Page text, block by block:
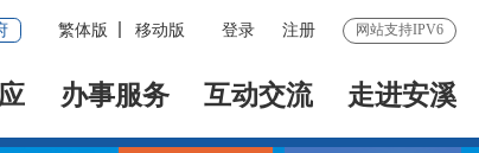
繁体版 移动版 登录 注册 网站支持IPV6
办事服务 互动交流 走进安溪